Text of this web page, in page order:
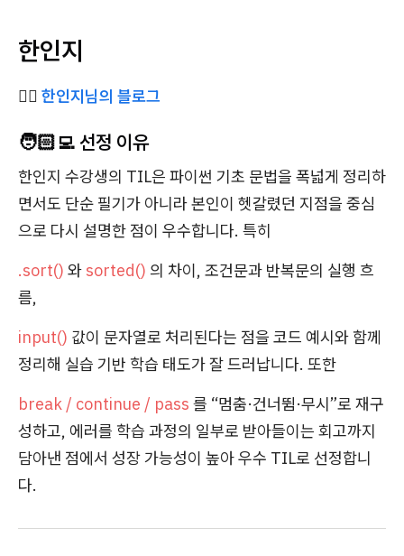
한인지
✍🏻 한인지님의 블로그
🧑🏻‍💻 선정 이유
한인지 수강생의 TIL은 파이썬 기초 문법을 폭넓게 정리하
면서도 단순 필기가 아니라 본인이 헷갈렸던 지점을 중심
으로 다시 설명한 점이 우수합니다. 특히
.sort() 와 sorted() 의 차이, 조건문과 반복문의 실행 흐
름,
input() 값이 문자열로 처리된다는 점을 코드 예시와 함께
정리해 실습 기반 학습 태도가 잘 드러납니다. 또한
break / continue / pass 를 “멈춤·건너뜀·무시”로 재구
성하고, 에러를 학습 과정의 일부로 받아들이는 회고까지
담아낸 점에서 성장 가능성이 높아 우수 TIL로 선정합니
다.